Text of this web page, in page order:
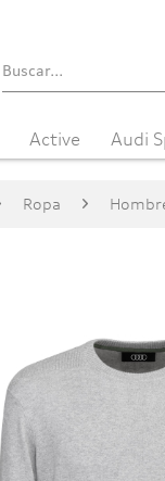
Active Audi
Ropa